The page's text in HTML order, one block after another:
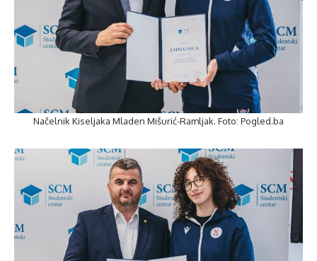
Načelnik Kiseljaka Mladen Mišurić-Ramljak. Foto: Pogled.ba